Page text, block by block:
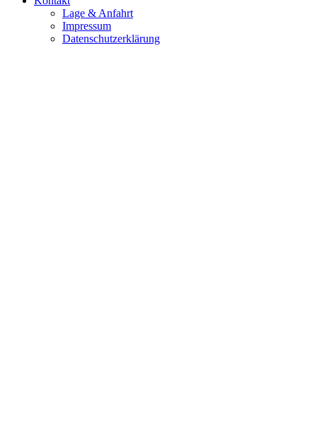
Lage & Anfahrt
Impressum
Datenschutzerklärung